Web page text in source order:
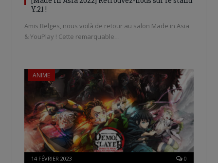
Y.21 !
Amis Belges, nous voilà de retour au salon Made in Asia
& YouPlay ! Cette remarquable…
ANIME
14 FÉVRIER 2023 0